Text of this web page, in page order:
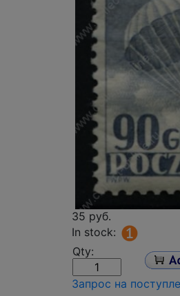
35 руб.
In stock:
Qty:
Запрос на